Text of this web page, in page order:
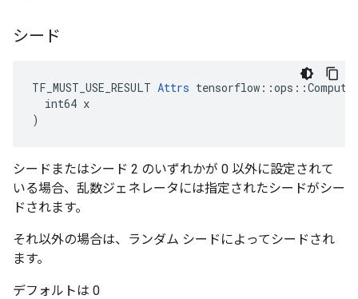
シード
TF_MUST_USE_RESULT Attrs
  int64 x
)
シードまたはシード 2 のいずれかが 0 以外に設定されて
いる場合、乱数ジェネレータには指定されたシードがシー
ドされます。
それ以外の場合は、ランダム シードによってシードされ
ます。
デフォルトは 0